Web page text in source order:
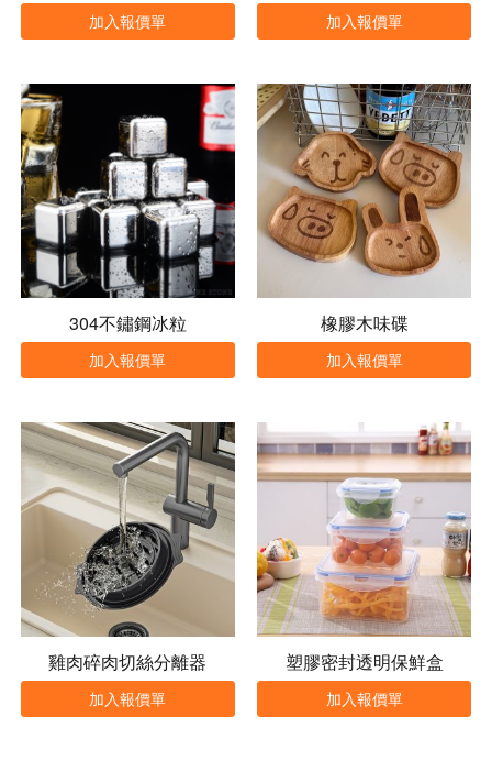
加入報價單 加入報價單
304不鏽鋼冰粒
加入報價單
橡膠木味碟
加入報價單
雞肉碎肉切絲分離器
加入報價單
塑膠密封透明保鮮盒
加入報價單